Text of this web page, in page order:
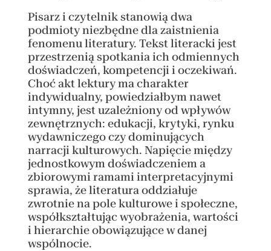
Pisarz i czytelnik stanowią dwa
podmioty niezbędne dla zaistnienia
fenomenu literatury. Tekst literacki jest
przestrzenią spotkania ich odmiennych
doświadczeń, kompetencji i oczekiwań.
Choć akt lektury ma charakter
indywidualny, powiedziałbym nawet
intymny, jest uzależniony od wpływów
zewnętrznych: edukacji, krytyki, rynku
wydawniczego czy dominujących
narracji kulturowych. Napięcie między
jednostkowym doświadczeniem a
zbiorowymi ramami interpretacyjnymi
sprawia, że literatura oddziałuje
zwrotnie na pole kulturowe i społeczne,
współkształtując wyobrażenia, wartości
i hierarchie obowiązujące w danej
wspólnocie.